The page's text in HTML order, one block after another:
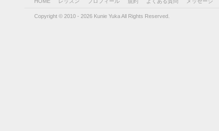
Copyright © 2010 - 2026 Kunie Yuka All Rights Reserved.